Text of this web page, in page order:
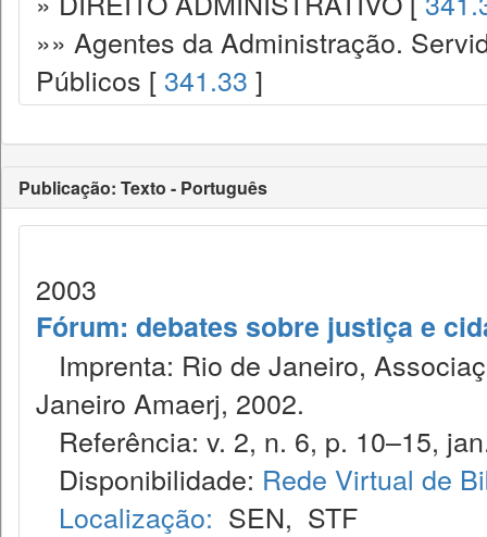
»» Agentes da Administração.
Públicos [ 341.33 ]
Publicação: Texto - Português
2003
Fórum: debates sobre justiça e
Imprenta: Rio de Janeiro,
Janeiro Amaerj, 2002.
Referência: v. 2, n. 6, p. 10–15,
Disponibilidade: Rede Virtual de
Localização: SEN, STF